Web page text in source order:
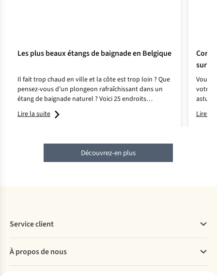
Les plus beaux étangs de baignade en Belgique
Il fait trop chaud en ville et la côte est trop loin ? Que
pensez-vous d’un plongeon rafraîchissant dans un
étang de baignade naturel ? Voici 25 endroits
idylliques.
Lire la suite
sur
Vous
votre
Lire la
Découvrez-en plus
Service client
Commander
Payer
À propos de nous